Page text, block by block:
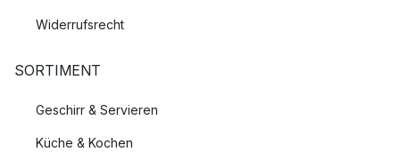
Widerrufsrecht
SORTIMENT
Geschirr & Servieren
Küche & Kochen